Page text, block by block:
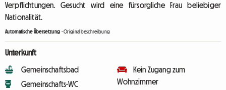
Verpflichtungen. Gesucht wird eine fürsorgliche Frau beliebiger
Nationalität.
Automatische Übersetzung -Originalbeschreibung
Unterkunft
Gemeinschaftsbad
Gemeinschafts-WC
Kein Zugang zum
Wohnzimmer